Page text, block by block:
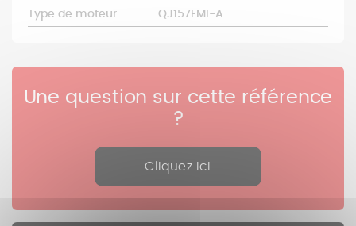
Type de moteur QJ157FMI-A
Une question sur cette référence
?
Cliquez ici